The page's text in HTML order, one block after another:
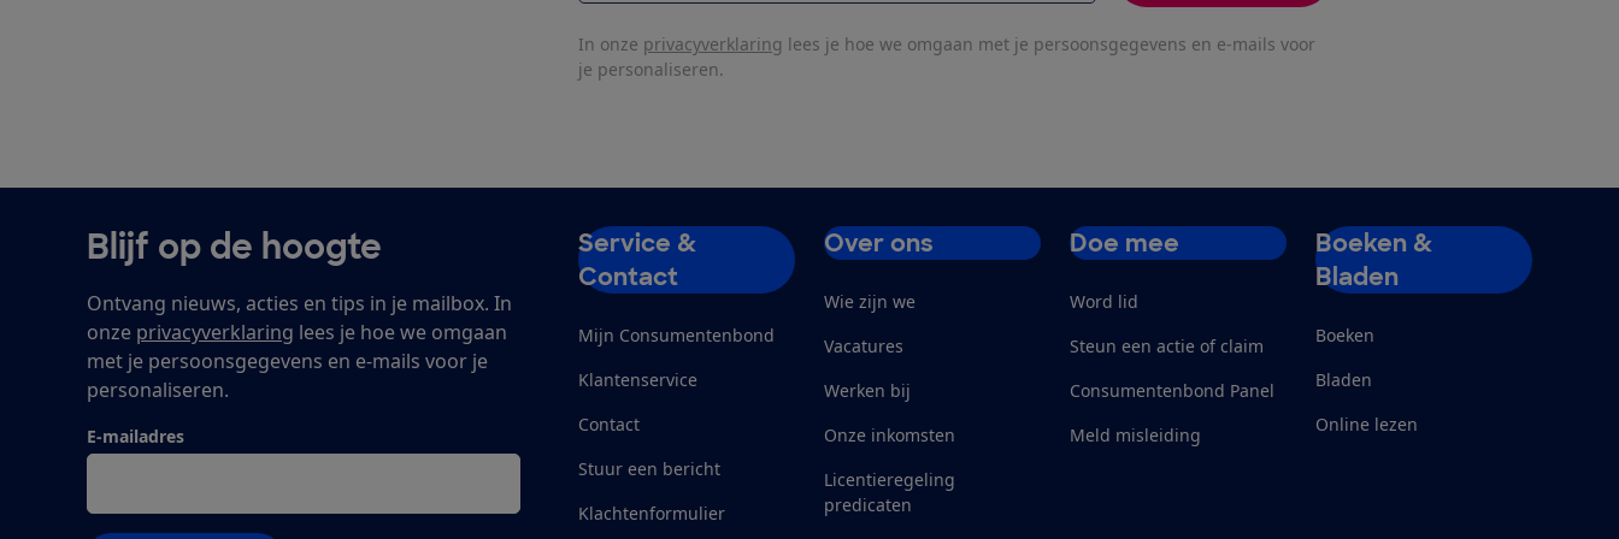
In onze privacyverklaring lees je hoe we omgaan met je persoonsgegevens en e-mails voor
je personaliseren.
Blijf op de hoogte
Ontvang nieuws, acties en tips in je mailbox. In
onze privacyverklaring lees je hoe we omgaan
met je persoonsgegevens en e-mails voor je
personaliseren.
E-mailadres
Service &
Contact
Mijn Consumentenbond
Klantenservice
Contact
Stuur een bericht
Klachtenformulier
Over ons
Wie zijn we
Vacatures
Werken bij
Onze inkomsten
Licentieregeling
predicaten
Doe mee
Word lid
Steun een actie of claim
Consumentenbond Panel
Meld misleiding
Boeken &
Bladen
Boeken
Bladen
Online lezen